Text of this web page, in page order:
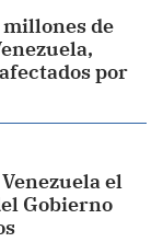
millones de
por
el
Gobierno